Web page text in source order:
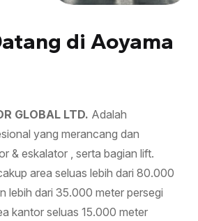
di Aoyama
GLOBAL LTD. Adalah
yang merancang dan
& eskalator , serta bagian lift.
area seluas lebih dari 80.000
lebih dari 35.000 meter persegi
kantor seluas 15.000 meter